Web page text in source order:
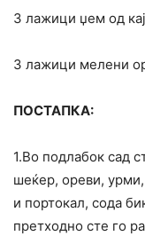
3 лажици џем од
3 лажици мелени
ПОСТАПКА:
1.Во подлабок сад
шеќер, ореви, урми,
и портокал, сода
претходно сте го